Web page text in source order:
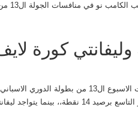
الدوري
كورة
تقام مباراة برشلونة وليفانتي مساء اليوم ضم منافسات الاسبوع
برشلونة قبل مباراة ليفانتي اليوم يحتل برشلونة المركز التاسع برصيد